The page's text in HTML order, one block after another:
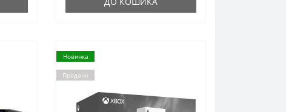
Новинка
Продано